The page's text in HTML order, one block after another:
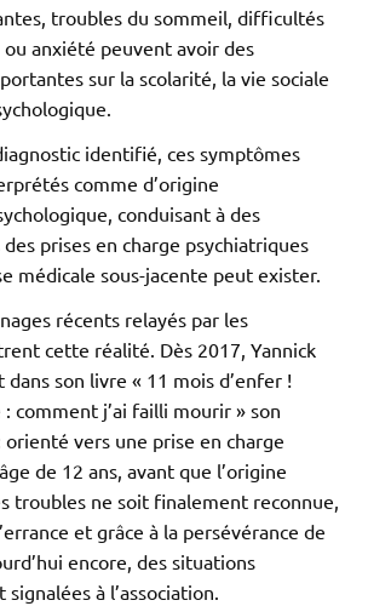
troubles du sommeil, difficultés
anxiété peuvent avoir des
sur la scolarité, la vie sociale
identifié, ces symptômes
comme d’origine
conduisant à des
prises en charge psychiatriques
médicale sous-jacente peut exister.
récents relayés par les
cette réalité. Dès 2017, Yannick
dans son livre « 11 mois d’enfer !
comment j’ai failli mourir » son
orienté vers une prise en charge
de 12 ans, avant que l’origine
troubles ne soit finalement reconnue,
et grâce à la persévérance de
encore, des situations
à l’association.